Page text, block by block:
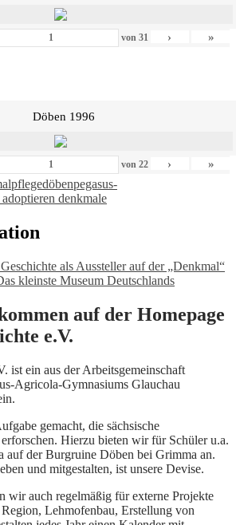
von 31 › »
Döben 1996
von 22 › »
döbenpegasus-
denkmale
als Aussteller auf der „Denkmal“
kleinste Museum Deutschlands
auf der Homepage
e.V.
ist ein aus der Arbeitsgemeinschaft
Agricola-Gymnasiums Glauchau
gemacht, die sächsische
Hierzu bieten wir für Schüler u.a.
auf der Burgruine Döben bei Grimma an.
und mitgestalten, ist unsere Devise.
wir auch regelmäßig für externe Projekte
Lehmofenbau, Erstellung von